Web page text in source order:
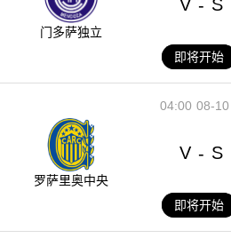
门多萨独立
V - S
即将开始
08-10
04:00
罗萨里奥中央
V - S
即将开始